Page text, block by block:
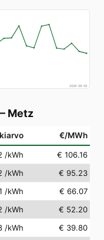
2026-08-09
Metz
€/MWh
/kWh
€ 106.16
/kWh
€ 95.23
/kWh
€ 66.07
/kWh
€ 52.20
/kWh
€ 39.80